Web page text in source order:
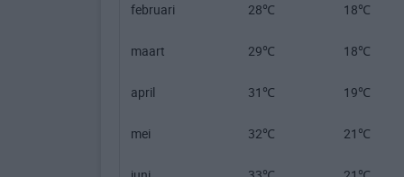
februari 28℃ 18℃
maart 29℃ 18℃
april 31℃ 19℃
mei 32℃ 21℃